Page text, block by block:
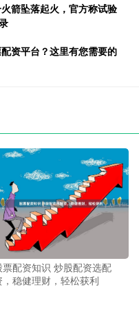
箭坠落起火，官方称试验
资平台？这里有您需要的
票配资知识 炒股配资选配
，稳健理财，轻松获利